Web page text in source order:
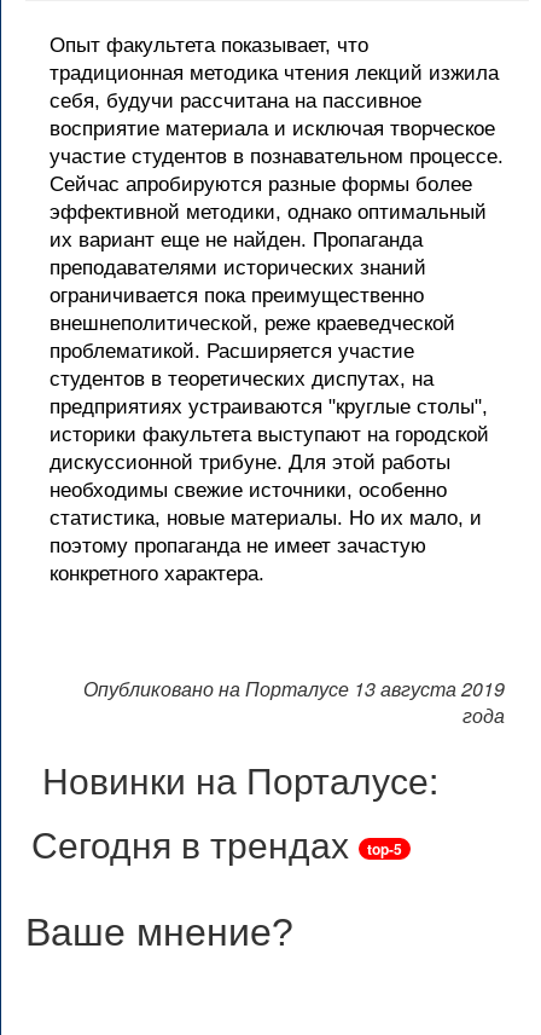
Опыт факультета показывает, что
традиционная методика чтения лекций изжила
себя, будучи рассчитана на пассивное
восприятие материала и исключая творческое
участие студентов в познавательном процессе.
Сейчас апробируются разные формы более
эффективной методики, однако оптимальный
их вариант еще не найден. Пропаганда
преподавателями исторических знаний
ограничивается пока преимущественно
внешнеполитической, реже краеведческой
проблематикой. Расширяется участие
студентов в теоретических диспутах, на
предприятиях устраиваются "круглые столы",
историки факультета выступают на городской
дискуссионной трибуне. Для этой работы
необходимы свежие источники, особенно
статистика, новые материалы. Но их мало, и
поэтому пропаганда не имеет зачастую
конкретного характера.
Опубликовано на Порталусе 13 августа 2019
года
Новинки на Порталусе:
Сегодня в трендах
top-5
Ваше мнение?